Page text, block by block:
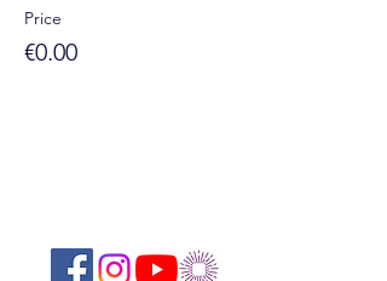
Price
€0.00